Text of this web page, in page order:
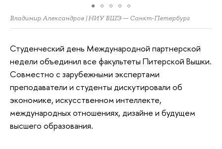
Владимир Александров | НИУ ВШЭ — Санкт-Петербург
Студенческий день Международной партнерской
недели объединил все факультеты Питерской Вышки.
Совместно с зарубежными экспертами
преподаватели и студенты дискутировали об
экономике, искусственном интеллекте,
международных отношениях, дизайне и будущем
высшего образования.